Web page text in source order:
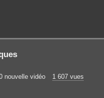
nouvelle vidéo 1 607 vues